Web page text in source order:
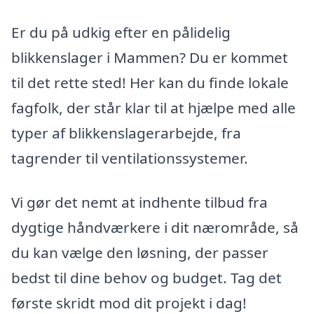
Er du på udkig efter en pålidelig
blikkenslager i Mammen? Du er kommet
til det rette sted! Her kan du finde lokale
fagfolk, der står klar til at hjælpe med alle
typer af blikkenslagerarbejde, fra
tagrender til ventilationssystemer.
Vi gør det nemt at indhente tilbud fra
dygtige håndværkere i dit nærområde, så
du kan vælge den løsning, der passer
bedst til dine behov og budget. Tag det
første skridt mod dit projekt i dag!